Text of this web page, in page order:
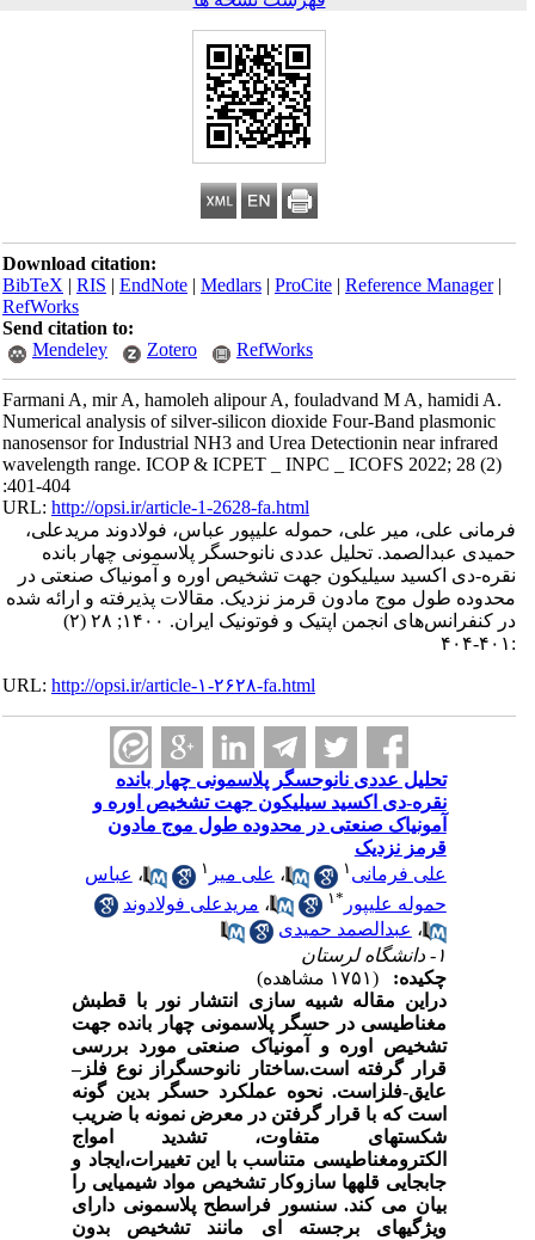
Download citation:
BibTeX|RIS|EndNote|Medlars|ProCite|Reference Manager
RefWorks
Send citation to:
Mendeley
Zotero RefWorks
Farmani A, mir A, hamoleh alipour A, fouladvand M A, hamidi A.
Numerical analysis of silver-silicon dioxide Four-Band plasmonic
nanosensor for Industrial NH3 and Urea Detectionin near infrared
wavelength range. ICOP & ICPET _ INPC _ ICOFS 2022; 28 (2)
:401-404
URL:http://opsi.ir/article-1-2628-fa.html
فرمانی علی، میر علی، حموله علیپور عباس، فولادوند مریدعلی،
حمیدی عبدالصمد. تحلیل عددی نانوحسگر پلاسمونی چهار بانده
نقره-دی اکسید سیلیکون جهت تشخیص اوره و آمونیاک صنعتی در
محدوده طول موج مادون قرمز نزدیک. مقالات پذیرفته و ارائه شده
در کنفرانس‌های انجمن اپتیک و فوتونیک ایران. ۱۴۰۰; ۲۸ (۲)
URL:http://opsi.ir/article-۱-۲۶۲۸-fa.html
تحلیل عددی نانوحسگر پلاسمونی چهار بانده
نقره-دی اکسید سیلیکون جهت تشخیص اوره و
آمونیاک صنعتی در محدوده طول موج مادون
قرمز نزدیک
علی فرمانی
،علی میر ،عباس
حموله علیپور
۱ ،مریدعلی فولادوند
،عبدالصمد حمیدی
چکیده:
دراین مقاله شبیه ­سازی انتشار نور با قطبش
مغناطیسی در حسگر پلاسمونی چهار بانده جهت
تشخیص اوره و آمونیاک صنعتی مورد بررسی
قرار گرفته است.ساختار نانوحسگراز نوع فلز–
عایق-فلزاست. نحوه عملکرد حسگر بدین گونه
است که با قرار گرفتن در معرض نمونه با ضریب
شکست­های متفاوت، تشدید امواج
الکترومغناطیسی متناسب با این تغییرات،ایجاد و
جابجایی قله­ها سازوکار تشخیص مواد شیمیایی را
بیان می­ کند. سنسور فراسطح پلاسمونی دارای
ویژگی­های برجسته­ ای مانند تشخیص بدون